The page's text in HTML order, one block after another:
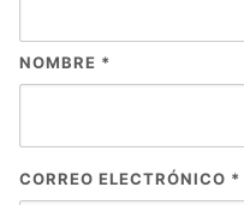
NOMBRE *
CORREO ELECTRÓNICO *